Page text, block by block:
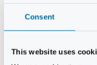
Consent
This website uses